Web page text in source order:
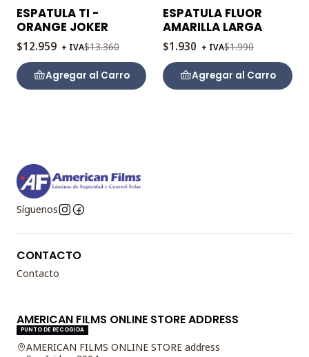
-3%
OFF
ESPATULA TI -
ORANGE JOKER
$12.959 + IVA$13.360
Agregar al Carro
-3%
OFF
ESPATULA FLUOR
AMARILLA LARGA
$1.930 + IVA$1.990
Agregar al Carro
Síguenos
CONTACTO
Contacto
AMERICAN FILMS ONLINE STORE ADDRESS
PUNTO DE RECOGIDA
AMERICAN FILMS ONLINE STORE address